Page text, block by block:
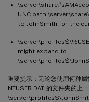
UNC path
to JohnSmith for the
might expand to
重要提示：无论您使用何种
NTUSER.DAT 的文件夹的上